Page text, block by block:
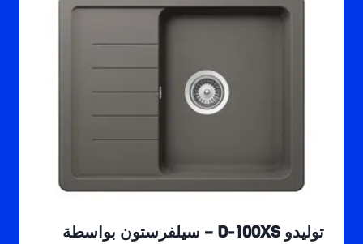
توليدو D-100XS – سيلفرستون بواسطة